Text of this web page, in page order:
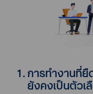
การทำงานที่ยื
ยังคงเป็นตัวเ